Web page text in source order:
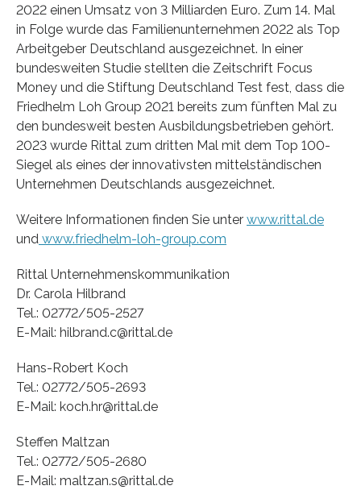
2022 einen Umsatz von 3 Milliarden Euro. Zum 14. Mal
in Folge wurde das Familienunternehmen 2022 als Top
Arbeitgeber Deutschland ausgezeichnet. In einer
bundesweiten Studie stellten die Zeitschrift Focus
Money und die Stiftung Deutschland Test fest, dass die
Friedhelm Loh Group 2021 bereits zum fünften Mal zu
den bundesweit besten Ausbildungsbetrieben gehört.
2023 wurde Rittal zum dritten Mal mit dem Top 100-
Siegel als eines der innovativsten mittelständischen
Unternehmen Deutschlands ausgezeichnet.
Weitere Informationen finden Sie unter www.rittal.de
und www.friedhelm-loh-group.com
Rittal Unternehmenskommunikation
Dr. Carola Hilbrand
Tel.: 02772/505-2527
E-Mail: hilbrand.c@rittal.de
Hans-Robert Koch
Tel.: 02772/505-2693
E-Mail: koch.hr@rittal.de
Steffen Maltzan
Tel.: 02772/505-2680
E-Mail: maltzan.s@rittal.de